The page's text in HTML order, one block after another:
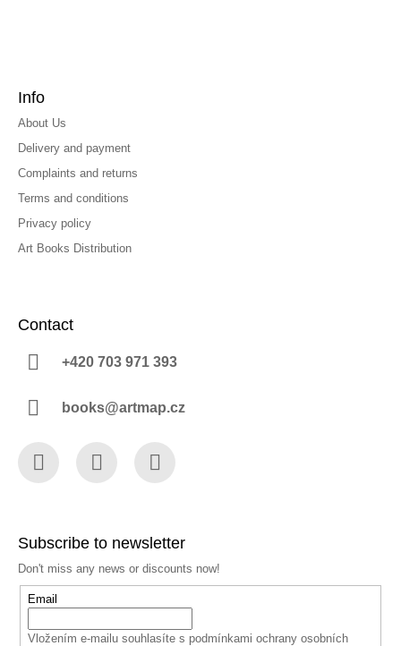
Info
About Us
Delivery and payment
Complaints and returns
Terms and conditions
Privacy policy
Art Books Distribution
Contact
+420 703 971 393
books@artmap.cz
Subscribe to newsletter
Don't miss any news or discounts now!
Email
Vložením e-mailu souhlasíte s podmínkami ochrany osobních